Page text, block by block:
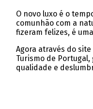
O novo luxo é o
comunhão com a
fizeram felizes, é
Agora através do
Turismo de
qualidade e